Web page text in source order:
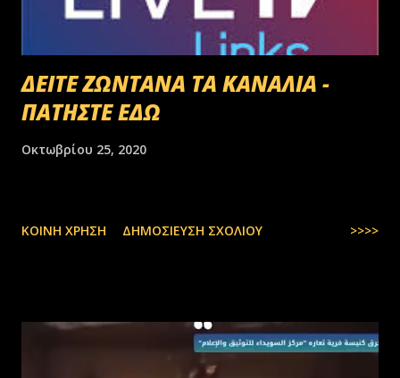
ΔΕΙΤΕ ΖΩΝΤΑΝΑ ΤΑ ΚΑΝΑΛΙΑ -
ΠΑΤΗΣΤΕ ΕΔΩ
Οκτωβρίου 25, 2020
ΚΟΙΝΉ ΧΡΉΣΗ ΔΗΜΟΣΊΕΥΣΗ ΣΧΟΛΊΟΥ >>>>